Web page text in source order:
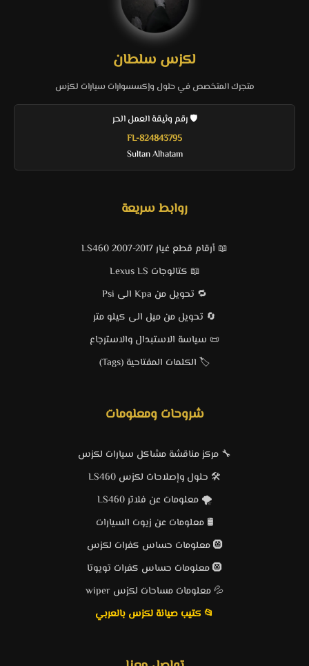
لكزس سلطان
متجرك المتخصص في حلول وإكسسوارات سيارات لكزس
🛡️ رقم وثيقة العمل الحر
FL-824843795
Sultan Alhatam
روابط سريعة
📖 أرقام قطع غيار LS460 2007-2017
📖 كتالوجات Lexus LS
🔁 تحويل من Kpa الى Psi
🔄 تحويل من ميل الى كيلو متر
📜 سياسة الاستبدال والاسترجاع
🏷️ الكلمات المفتاحية (Tags)
شروحات ومعلومات
🔧 مركز مناقشة مشاكل سيارات لكزس
🛠️ حلول وإصلاحات لكزس LS460
🌪️ معلومات عن فلاتر LS460
🛢️ معلومات عن زيوت السيارات
🛞 معلومات حساس كفرات لكزس
🛞 معلومات حساس كفرات تويوتا
💦 معلومات مساحات لكزس wiper
📂 كتيب صيانة لكزس بالعربي